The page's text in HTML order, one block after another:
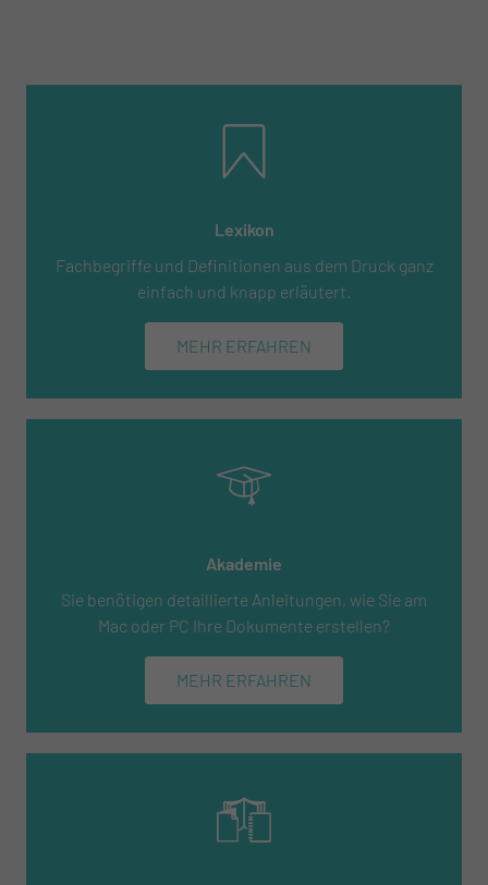
Lexikon
Fachbegriffe und Definitionen aus dem Druck ganz
einfach und knapp erläutert.
MEHR ERFAHREN
Akademie
Sie benötigen detaillierte Anleitungen, wie Sie am
Mac oder PC Ihre Dokumente erstellen?
MEHR ERFAHREN